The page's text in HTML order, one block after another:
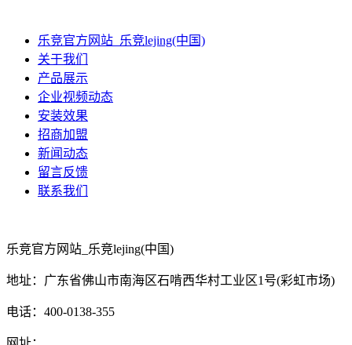
乐竞官方网站_乐竞lejing(中国)
关于我们
产品展示
企业视频动态
安装效果
招商加盟
新闻动态
留言反馈
联系我们
乐竞官方网站_乐竞lejing(中国)
地址：广东省佛山市南海区石啃西华村工业区1号(彩虹市场)
电话：400-0138-355